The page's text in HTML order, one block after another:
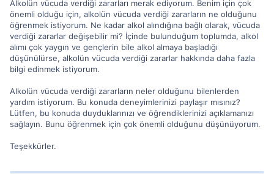
Alkolün vücuda verdiği zararları merak ediyorum. Benim için çok
önemli olduğu için, alkolün vücuda verdiği zararların ne olduğunu
öğrenmek istiyorum. Ne kadar alkol alındığına bağlı olarak, vücuda
verdiği zararlar değişebilir mi? İçinde bulunduğum toplumda, alkol
alımı çok yaygın ve gençlerin bile alkol almaya başladığı
düşünülürse, alkolün vücuda verdiği zararlar hakkında daha fazla
bilgi edinmek istiyorum.
Alkolün vücuda verdiği zararların neler olduğunu bilenlerden
yardım istiyorum. Bu konuda deneyimlerinizi paylaşır mısınız?
Lütfen, bu konuda duyduklarınızı ve öğrendiklerinizi açıklamanızı
sağlayın. Bunu öğrenmek için çok önemli olduğunu düşünüyorum.
Teşekkürler.